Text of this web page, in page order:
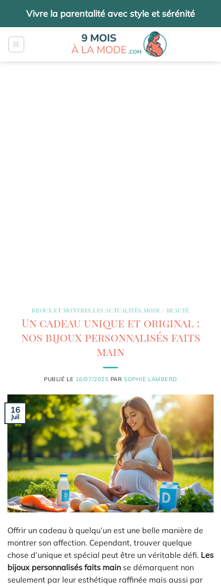
contenu
Vivre la parentalité avec style et sérénité
BIJOUX ET MONTRES,LES ACTUALITÉS,MODE / BEAUTÉ
Un cadeau unique et original :
nos bijoux personnalisés faits
main
PUBLIÉ LE 16/07/2025 PARSOPHIE LAMBERD
16
Juil
Offrir un cadeau à quelqu’un est une belle manière de
montrer son affection. Cependant, trouver quelque
chose d’unique et spécial peut être un véritable défi. Les
bijoux personnalisés faits main se démarquent non
seulement par leur esthétique raffinée mais aussi par